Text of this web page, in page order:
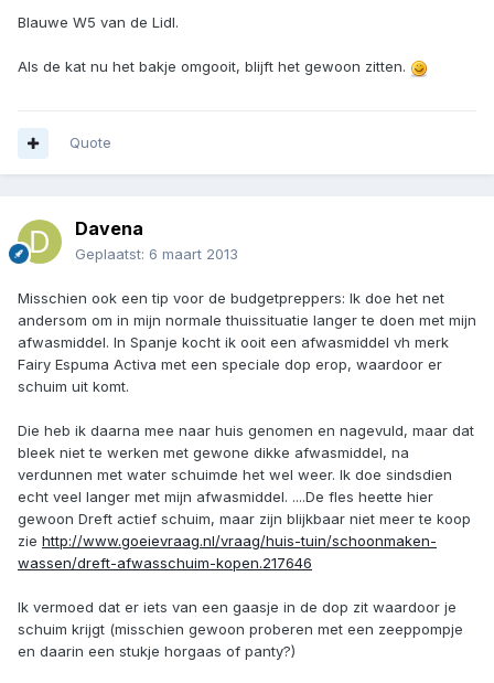
Blauwe W5 van de Lidl.
Als de kat nu het bakje omgooit, blijft het gewoon zitten.
Quote
Davena
Geplaatst: 6 maart 2013
Misschien ook een tip voor de budgetpreppers: Ik doe het net
andersom om in mijn normale thuissituatie langer te doen met mijn
afwasmiddel. In Spanje kocht ik ooit een afwasmiddel vh merk
Fairy Espuma Activa met een speciale dop erop, waardoor er
schuim uit komt.
Die heb ik daarna mee naar huis genomen en nagevuld, maar dat
bleek niet te werken met gewone dikke afwasmiddel, na
verdunnen met water schuimde het wel weer. Ik doe sindsdien
echt veel langer met mijn afwasmiddel. ....De fles heette hier
gewoon Dreft actief schuim, maar zijn blijkbaar niet meer te koop
zie http://www.goeievraag.nl/vraag/huis-tuin/schoonmaken-
wassen/dreft-afwasschuim-kopen.217646
Ik vermoed dat er iets van een gaasje in de dop zit waardoor je
schuim krijgt (misschien gewoon proberen met een zeeppompje
en daarin een stukje horgaas of panty?)